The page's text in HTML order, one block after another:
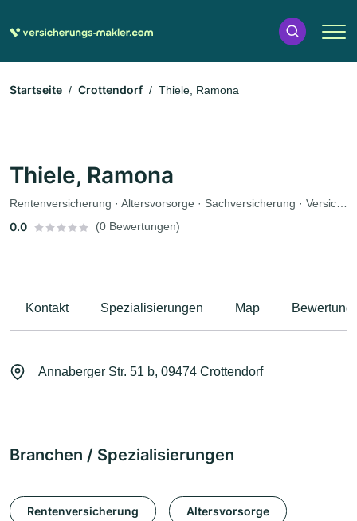
Startseite Crottendorf Thiele, Ramona
Thiele, Ramona
Rentenversicherung · Altersvorsorge · Sachversicherung · Versicherungsvertreter
0.0 (0 Bewertungen)
Kontakt Spezialisierungen Map
Annaberger Str. 51 b, 09474 Crottendorf
Branchen / Spezialisierungen
Rentenversicherung Altersvorsorge